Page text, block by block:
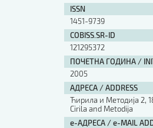
ISSN
1451-9739
COBISS.SR-ID
121295372
ПОЧЕТНА ГОДИНА /
2005
АДРЕСА / ADDRESS
Ћирила и Методија 2,
Cirila and Metodija
е-АДРЕСА / e-MAIL